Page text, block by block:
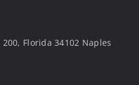
Florida 34102 Naples